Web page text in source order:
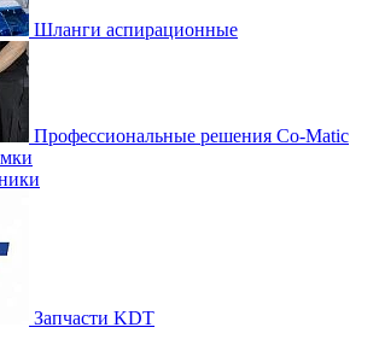
Шланги аспирационные
Профессиональные решения Co-Matic
Запчасти KDT